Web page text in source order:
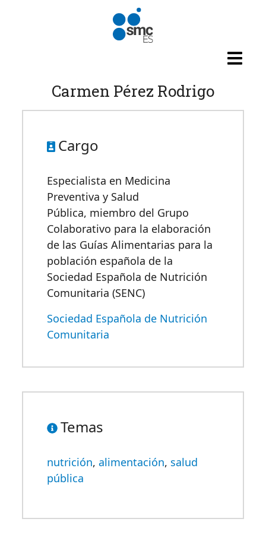
Pasar al contenido principal
Carmen Pérez Rodrigo
Cargo
Especialista en Medicina
Preventiva y Salud
Pública, miembro del Grupo
Colaborativo para la elaboración
de las Guías Alimentarias para la
población española de la
Sociedad Española de Nutrición
Comunitaria (SENC)
Sociedad Española de Nutrición
Comunitaria
Temas
nutrición, alimentación, salud
pública